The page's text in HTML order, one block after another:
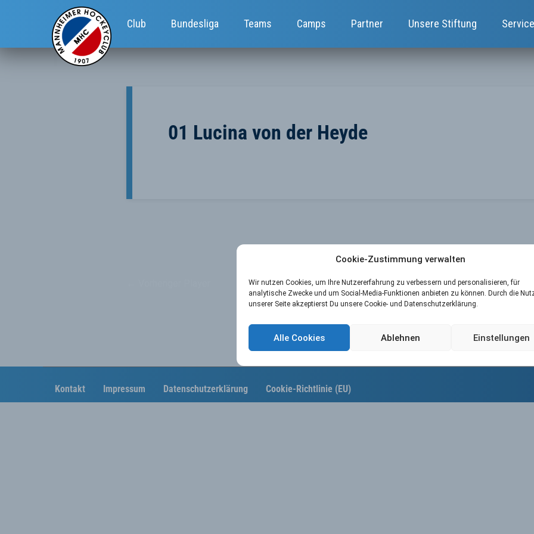
Cookie-Zustimmung verwalten
Wir nutzen Cookies, um Ihre Nutzererfahrung zu verbessern und personalisieren, für
analytische Zwecke und um Social-Media-Funktionen anbieten zu können. Durch die
unserer Seite akzeptierst Du unsere Cookie- und Datenschutzerklärung.
Alle Cookies Ablehnen Einstellungen
Club Bundesliga Teams Camps Partner Unsere Stiftung Service
01 Lucina von der Heyde
Kontakt Impressum Datenschutzerklärung Cookie-Richtlinie (EU)